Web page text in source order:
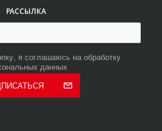
РАССЫЛКА
я соглашаюсь на обработку
данных